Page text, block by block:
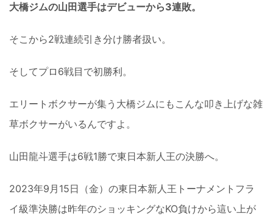
大橋ジムの山田選手はデビューから3連敗。
そこから2戦連続引き分け勝者扱い。
そしてプロ6戦目で初勝利。
エリートボクサーが集う大橋ジムにもこんな叩き上げな雑
草ボクサーがいるんですよ。
山田龍斗選手は6戦1勝で東日本新人王の決勝へ。
2023年9月15日（金）の東日本新人王トーナメントフラ
イ級準決勝は昨年のショッキングなKO負けから這い上が